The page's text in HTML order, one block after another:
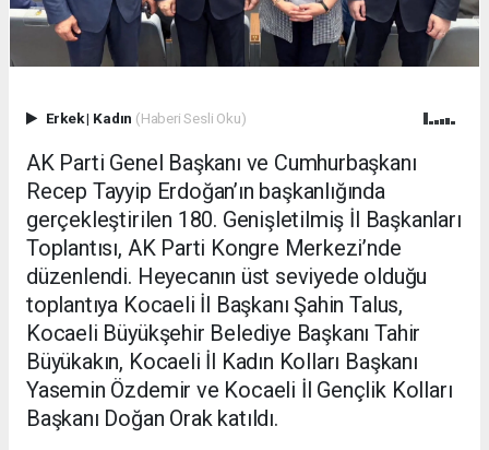
Erkek| Kadın (Haberi Sesli Oku)
AK Parti Genel Başkanı ve Cumhurbaşkanı
Recep Tayyip Erdoğan’ın başkanlığında
gerçekleştirilen 180. Genişletilmiş İl Başkanları
Toplantısı, AK Parti Kongre Merkezi’nde
düzenlendi. Heyecanın üst seviyede olduğu
toplantıya Kocaeli İl Başkanı Şahin Talus,
Kocaeli Büyükşehir Belediye Başkanı Tahir
Büyükakın, Kocaeli İl Kadın Kolları Başkanı
Yasemin Özdemir ve Kocaeli İl Gençlik Kolları
Başkanı Doğan Orak katıldı.